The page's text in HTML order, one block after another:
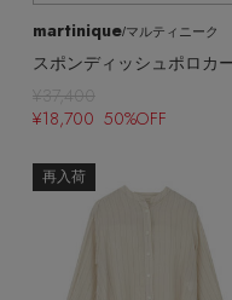
【エディターズ・エ
ベーシックとトレン
martinique/マルティニーク
¥37,400
¥18,700 50%OFF
再入荷